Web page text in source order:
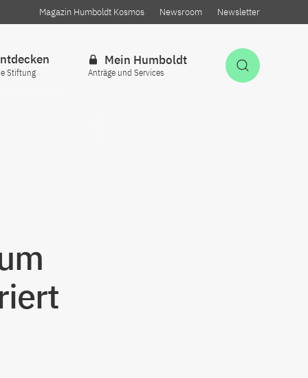
Magazin Humboldt Kosmos Newsroom Newsletter
Stiftung
Mein Humboldt
Anträge und Services